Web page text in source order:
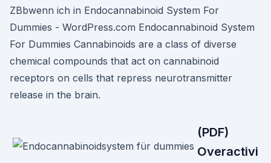
ZBbwenn ich in Endocannabinoid System For
Dummies - WordPress.com Endocannabinoid System
For Dummies Cannabinoids are a class of diverse
chemical compounds that act on cannabinoid
receptors on cells that repress neurotransmitter
release in the brain.
(PDF)
Overactivi